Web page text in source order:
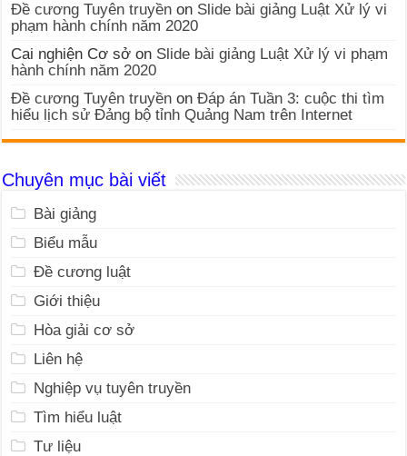
Đề cương Tuyên truyền on Slide bài giảng Luật Xử lý vi
phạm hành chính năm 2020
Cai nghiện Cơ sở on Slide bài giảng Luật Xử lý vi phạm
hành chính năm 2020
Đề cương Tuyên truyền onĐáp án Tuần 3: cuộc thi tìm
hiểu lịch sử Đảng bộ tỉnh Quảng Nam trên Internet
Chuyên mục bài viết
Bài giảng
Biểu mẫu
Đề cương luật
Giới thiệu
Hòa giải cơ sở
Liên hệ
Nghiệp vụ tuyên truyền
Tìm hiểu luật
Tư liệu